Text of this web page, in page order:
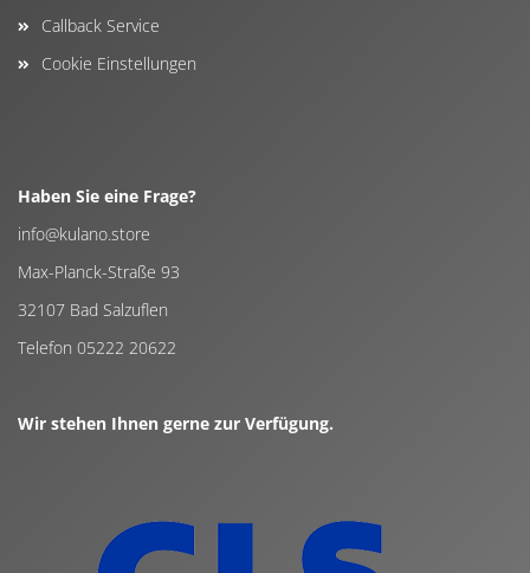
Callback Service
Cookie Einstellungen
Haben Sie eine Frage?
info@kulano.store
Max-Planck-Straße 93
32107 Bad Salzuflen
Telefon 05222 20622
Wir stehen Ihnen gerne zur Verfügung.